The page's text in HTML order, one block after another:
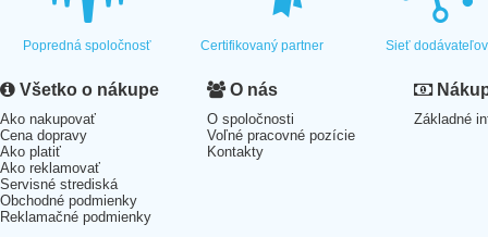
Popredná spoločnosť Certifikovaný partner Sieť dodávateľov
Všetko o nákupe
Ako nakupovať
Cena dopravy
Ako platiť
Ako reklamovať
Servisné strediská
Obchodné podmienky
Reklamačné podmienky
O nás
O spoločnosti
Voľné pracovné pozície
Kontakty
Základné